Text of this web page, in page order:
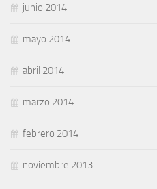
junio 2014
mayo 2014
abril 2014
marzo 2014
febrero 2014
noviembre 2013